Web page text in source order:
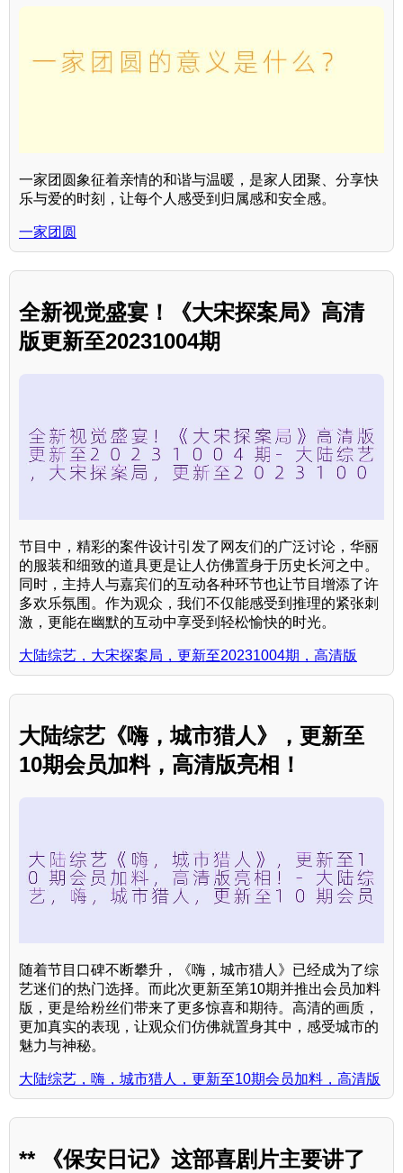
一家团圆象征着亲情的和谐与温暖，是家人团聚、分享快
乐与爱的时刻，让每个人感受到归属感和安全感。
一家团圆
全新视觉盛宴！《大宋探案局》高清
版更新至20231004期
节目中，精彩的案件设计引发了网友们的广泛讨论，华丽
的服装和细致的道具更是让人仿佛置身于历史长河之中。
同时，主持人与嘉宾们的互动各种环节也让节目增添了许
多欢乐氛围。作为观众，我们不仅能感受到推理的紧张刺
激，更能在幽默的互动中享受到轻松愉快的时光。
大陆综艺，大宋探案局，更新至20231004期，高清版
大陆综艺《嗨，城市猎人》，更新至
10期会员加料，高清版亮相！
随着节目口碑不断攀升，《嗨，城市猎人》已经成为了综
艺迷们的热门选择。而此次更新至第10期并推出会员加料
版，更是给粉丝们带来了更多惊喜和期待。高清的画质，
更加真实的表现，让观众们仿佛就置身其中，感受城市的
魅力与神秘。
大陆综艺，嗨，城市猎人，更新至10期会员加料，高清版
** 《保安日记》这部喜剧片主要讲了